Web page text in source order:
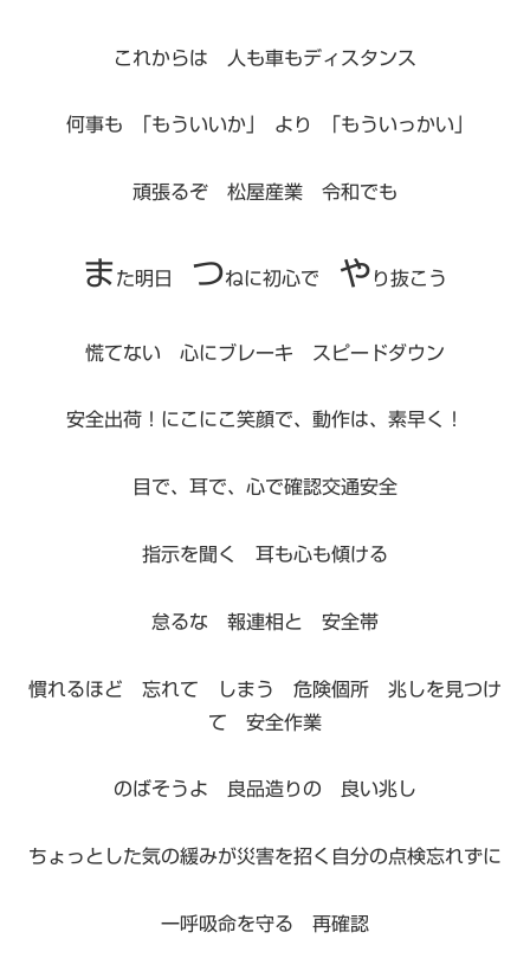
これからは 人も車もディスタンス
何事も ｢もういいか｣ より ｢もういっかい｣
頑張るぞ 松屋産業 令和でも
また明日 つねに初心で や り抜こう
慌てない 心にブレーキ スピードダウン
安全出荷！にこにこ笑顔で、動作は、素早く！
目で、耳で、心で確認交通安全
指示を聞く 耳も心も傾ける
怠るな 報連相と 安全帯
慣れるほど 忘れて しまう 危険個所 兆しを見つけ
て 安全作業
のばそうよ 良品造りの 良い兆し
ちょっとした気の緩みが災害を招く自分の点検忘れずに
一呼吸命を守る 再確認